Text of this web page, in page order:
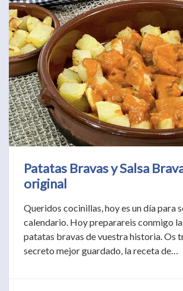
Patatas Bravas y Salsa
original
Queridos cocinillas, hoy es un día para
calendario. Hoy preparareis conmigo
patatas bravas de vuestra historia. Os
secreto mejor guardado, la receta de…